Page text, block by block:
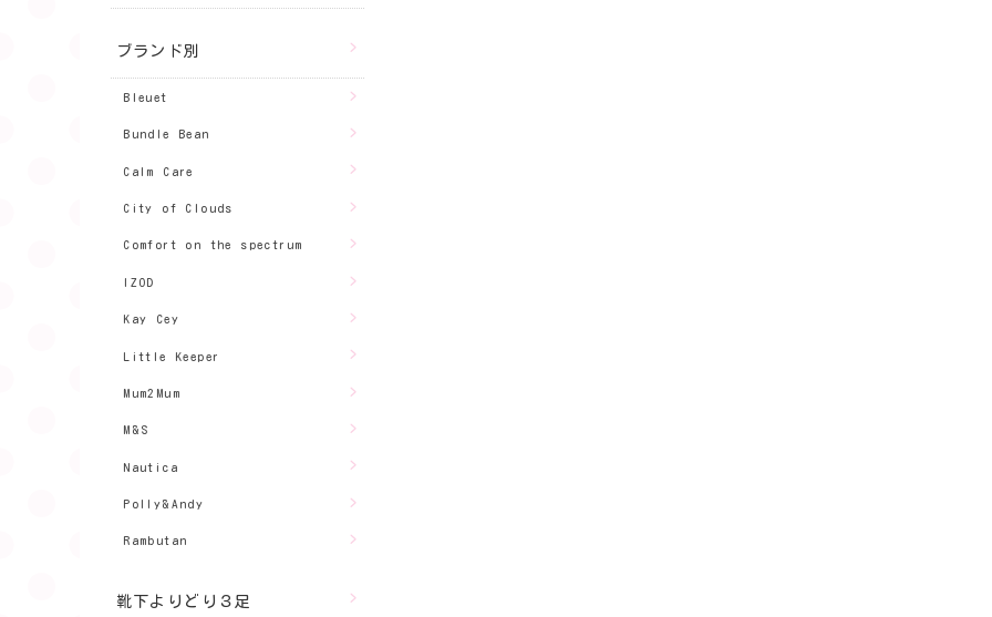
ブランド別
Bleuet
Bundle Bean
Calm Care
City of Clouds
Comfort on the spectrum
IZOD
Kay Cey
Little Keeper
Mum2Mum
M&S
Nautica
Polly&Andy
Rambutan
靴下よりどり３足